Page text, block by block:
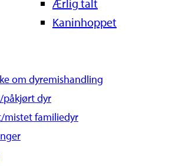
Ærlig talt
Kaninhoppet
om dyremishandling
påkjørt dyr
mistet familiedyr